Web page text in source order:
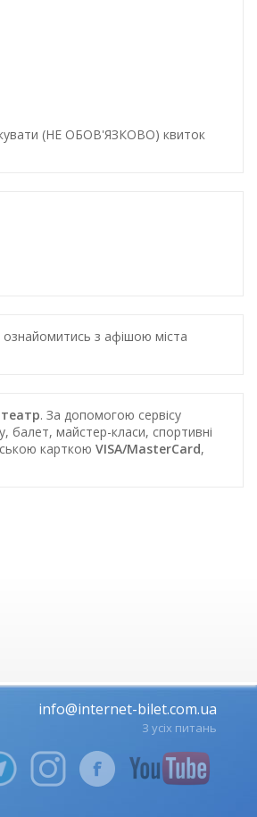
(НЕ ОБОВ'ЯЗКОВО) квиток
з афішою міста
. За допомогою сервісу
балет, майстер-класи, спортивні
карткою VISA/MasterCard,
info@internet-bilet.com.ua
З усіх питань